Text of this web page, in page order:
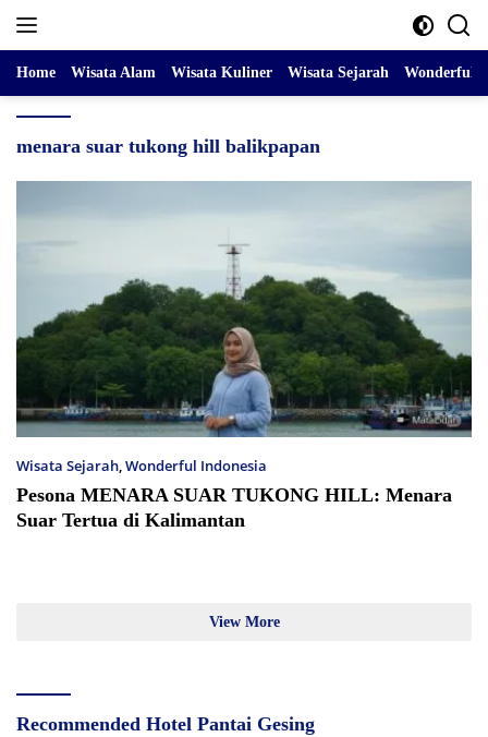
Home Wisata Alam Wisata Kuliner Wisata Sejarah Wonderful
menara suar tukong hill balikpapan
Wisata Sejarah,Wonderful Indonesia
Pesona MENARA SUAR TUKONG HILL: Menara
Suar Tertua di Kalimantan
View More
Recommended Hotel Pantai Gesing